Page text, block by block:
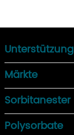
Unterstützung
Märkte
Sorbitanester
Polysorbate